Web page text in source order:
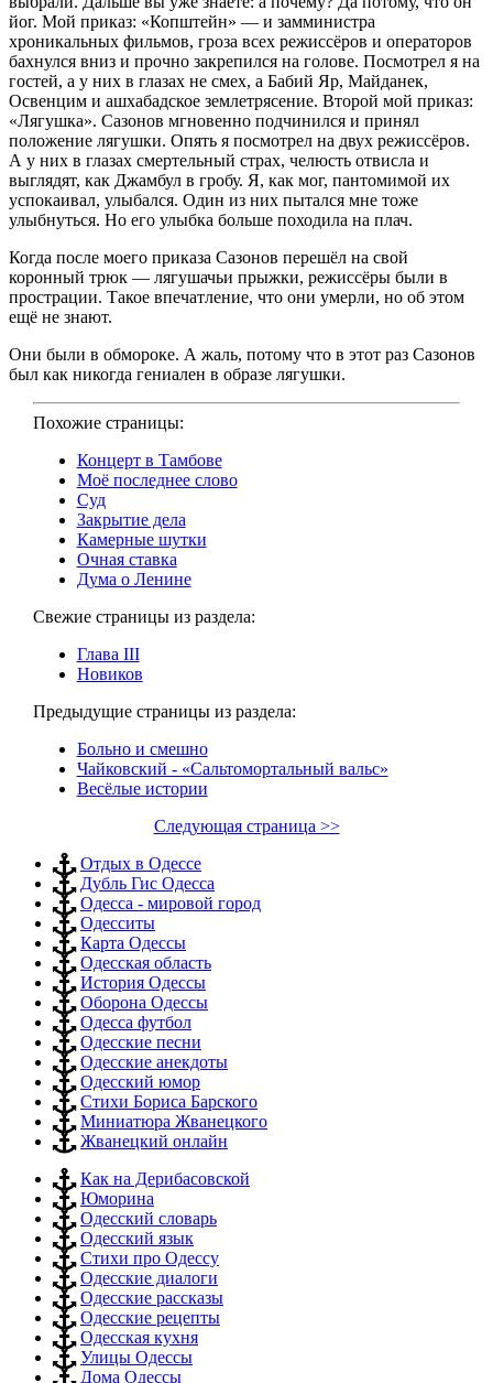
йог. Мой приказ: «Копштейн» — и замминистра
хроникальных фильмов, гроза всех режиссёров и операторов
бахнулся вниз и прочно закрепился на голове. Посмотрел я на
гостей, а у них в глазах не смех, а Бабий Яр, Майданек,
Освенцим и ашхабадское землетрясение. Второй мой приказ:
«Лягушка». Сазонов мгновенно подчинился и принял
положение лягушки. Опять я посмотрел на двух режиссёров.
А у них в глазах смертельный страх, челюсть отвисла и
выглядят, как Джамбул в гробу. Я, как мог, пантомимой их
успокаивал, улыбался. Один из них пытался мне тоже
улыбнуться. Но его улыбка больше походила на плач.
Когда после моего приказа Сазонов перешёл на свой
коронный трюк — лягушачьи прыжки, режиссёры были в
прострации. Такое впечатление, что они умерли, но об этом
ещё не знают.
Они были в обмороке. А жаль, потому что в этот раз Сазонов
был как никогда гениален в образе лягушки.
Похожие страницы:
Концерт в Тамбове
Моё последнее слово
Суд
Закрытие дела
Камерные шутки
Очная ставка
Дума о Ленине
Свежие страницы из раздела:
Глава III
Новиков
Предыдущие страницы из раздела:
Больно и смешно
Чайковский - «Сальтомортальный вальс»
Весёлые истории
Следующая страница >>
Отдых в Одессе
Дубль Гис Одесса
Одесса - мировой город
Одесситы
Карта Одессы
Одесская область
История Одессы
Оборона Одессы
Одесса футбол
Одесские песни
Одесские анекдоты
Одесский юмор
Стихи Бориса Барского
Миниатюра Жванецкого
Жванецкий онлайн
Как на Дерибасовской
Юморина
Одесский словарь
Одесский язык
Стихи про Одессу
Одесские диалоги
Одесские рассказы
Одесские рецепты
Одесская кухня
Улицы Одессы
Дома Одессы